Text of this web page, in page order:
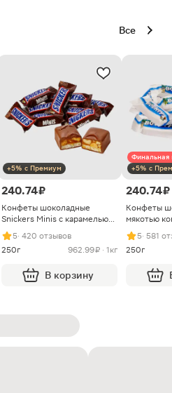
Все
+5% с Премиум
240.74 ₽
Конфеты шоколадные
Snickers Minis с карамелью
арахисом и нугой
5· 420 отзывов
250г
962.99 ₽ · 1кг
В корзину
Финальная
+5% с
240.74 ₽
Конфеты
мякотью
5· 581
250г